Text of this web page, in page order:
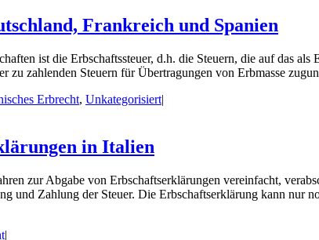
Frankreich und Spanien
ist die Erbschaftssteuer, d.h. die Steuern, die auf das
zu zahlenden Steuern für Übertragungen von Erbmasse
Erbrecht, Unkategorisiert|
in Italien
zur Abgabe von Erbschaftserklärungen vereinfacht,
und Zahlung der Steuer. Die Erbschaftserklärung kann nur
|